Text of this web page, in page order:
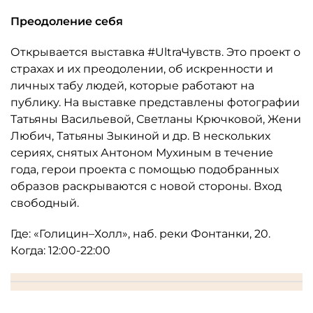
Преодоление себя
Открывается выставка #UltraЧувств. Это проект о
страхах и их преодолении, об искренности и
личных табу людей, которые работают на
публику. На выставке представлены фотографии
Татьяны Васильевой, Светланы Крючковой, Жени
Любич, Татьяны Зыкиной и др. В нескольких
сериях, снятых Антоном Мухиным в течение
года, герои проекта с помощью подобранных
образов раскрываются с новой стороны. Вход
свободный.
Где: «Голицин–Холл», наб. реки Фонтанки, 20.
Когда: 12:00-22:00